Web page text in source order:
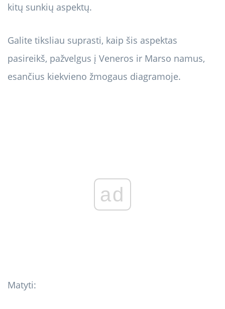
kitų sunkių aspektų.
Galite tiksliau suprasti, kaip šis aspektas
pasireikš, pažvelgus į Veneros ir Marso namus,
esančius kiekvieno žmogaus diagramoje.
ad
Matyti: